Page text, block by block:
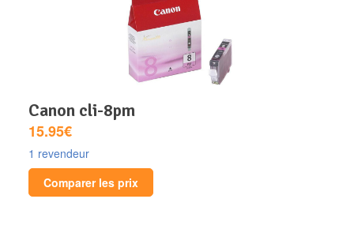
canon cli-8pm
15.95€
1 revendeur
Comparer les prix